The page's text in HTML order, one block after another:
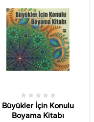
Büyükler İçin Konulu
Boyama Kitabı
★ ★ ★ ★ ★